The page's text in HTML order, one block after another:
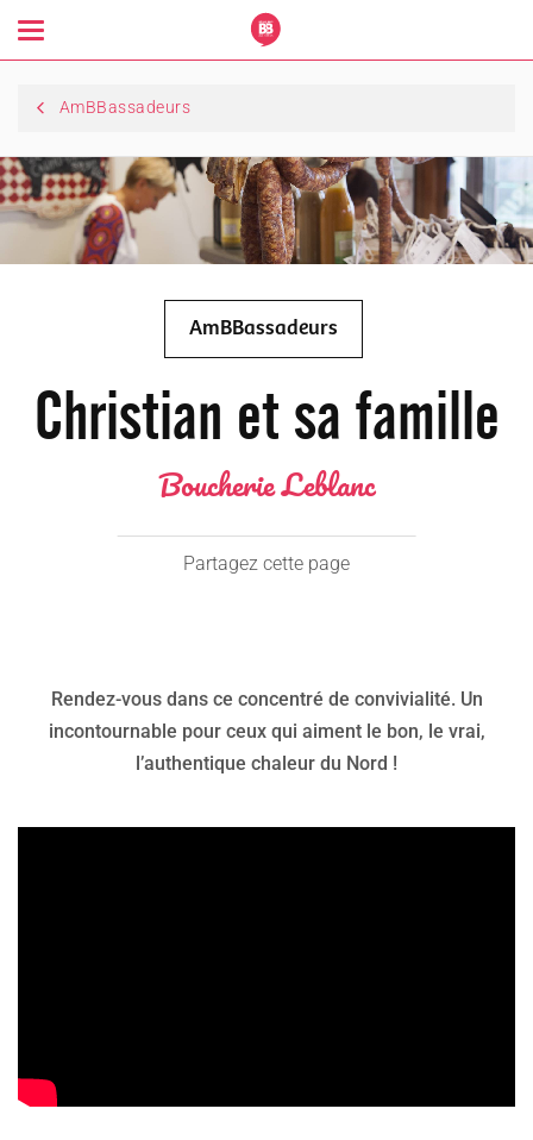
Toggle
navigation
AmBBassadeurs
AmBBassadeurs
Christian et sa famille
Boucherie Leblanc
Partagez cette page
Rendez-vous dans ce concentré de convivialité. Un
incontournable pour ceux qui aiment le bon, le vrai,
l’authentique chaleur du Nord !